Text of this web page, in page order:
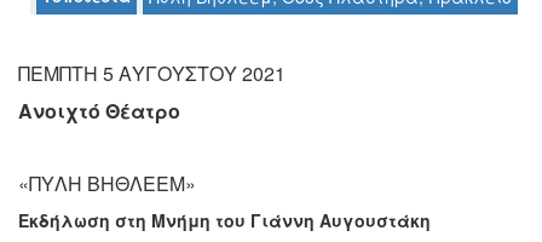
ΔΗΜΟΣ
ΠΕΜΠΤΗ 5 ΑΥΓΟΥΣΤΟΥ 2021
Ανοιχτό Θέατρο
«ΠΥΛΗ ΒΗΘΛΕΕΜ»
Εκδήλωση στη Μνήμη του Γιάννη Αυγουστάκη